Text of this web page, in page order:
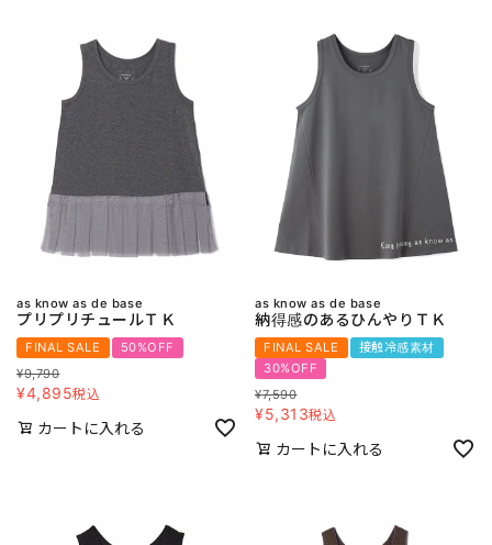
as know as de base
プリプリチュールＴＫ
FINAL SALE
50%OFF
¥9,790
¥4,895税込
カートに入れる
as know as de base
納得感のあるひんやりＴＫ
FINAL SALE
接触冷感素材
30%OFF
¥7,590
¥5,313税込
カートに入れる